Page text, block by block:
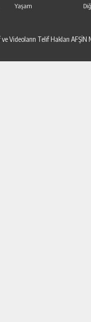
Yaşam
ve Videoların Telif Hakları